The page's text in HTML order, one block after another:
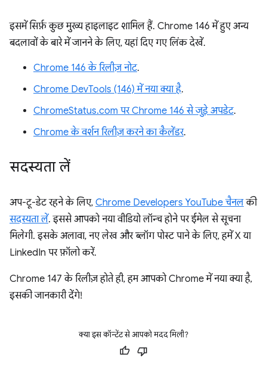
इसमें सिर्फ़ कुछ मुख्य हाइलाइट शामिल हैं. Chrome 146 में हुए अन्य
बदलावों के बारे में जानने के लिए, यहां दिए गए लिंक देखें.
Chrome 146 के रिलीज़ नोट.
Chrome DevTools (146) में नया क्या है.
ChromeStatus.com पर Chrome 146 से जुड़े अपडेट.
Chrome के वर्शन रिलीज़ करने का कैलेंडर.
सदस्यता लें
अप-टू-डेट रहने के लिए, Chrome Developers YouTube चैनलकी
सदस्यता लें. इससे आपको नया वीडियो लॉन्च होने पर ईमेल से सूचना
मिलेगी. इसके अलावा, नए लेख और ब्लॉग पोस्ट पाने के लिए, हमें X या
LinkedIn पर फ़ॉलो करें.
Chrome 147 के रिलीज़ होते ही, हम आपको Chrome में नया क्या है,
इसकी जानकारी देंगे!
क्या इस कॉन्टेंट से आपको मदद मिली?